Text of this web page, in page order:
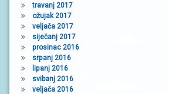
travanj 2017
ožujak 2017
veljača 2017
siječanj 2017
prosinac 2016
srpanj 2016
lipanj 2016
svibanj 2016
veljača 2016